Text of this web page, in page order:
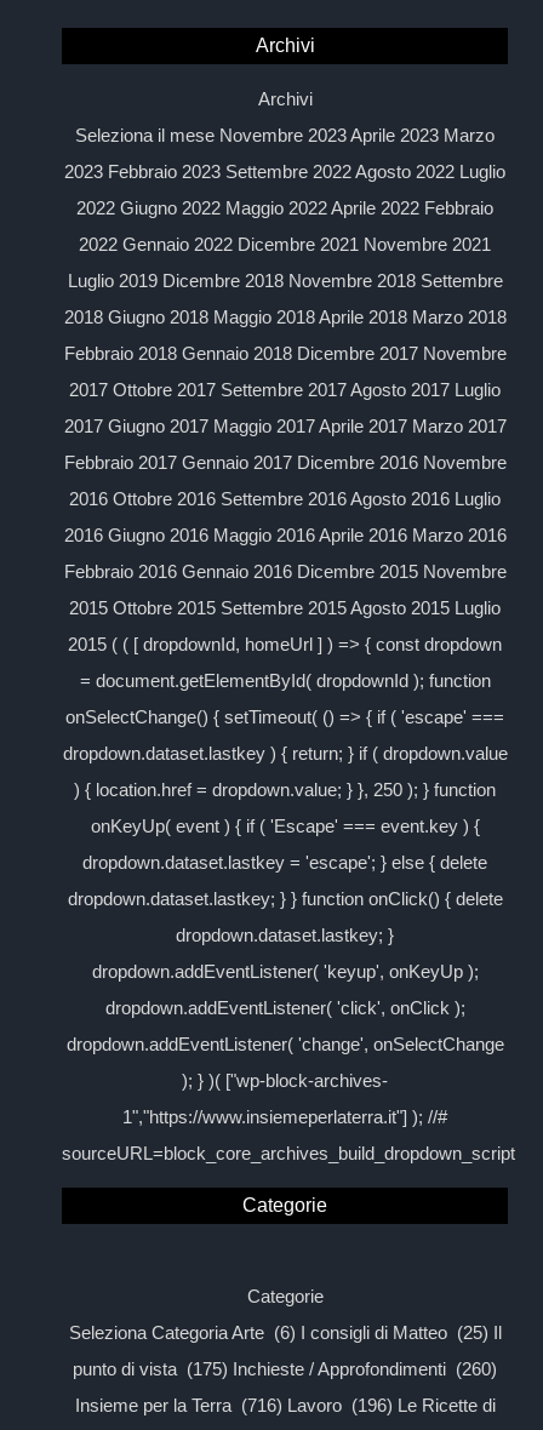
Archivi
Archivi
Seleziona il mese Novembre 2023 Aprile 2023 Marzo
2023 Febbraio 2023 Settembre 2022 Agosto 2022 Luglio
2022 Giugno 2022 Maggio 2022 Aprile 2022 Febbraio
2022 Gennaio 2022 Dicembre 2021 Novembre 2021
Luglio 2019 Dicembre 2018 Novembre 2018 Settembre
2018 Giugno 2018 Maggio 2018 Aprile 2018 Marzo 2018
Febbraio 2018 Gennaio 2018 Dicembre 2017 Novembre
2017 Ottobre 2017 Settembre 2017 Agosto 2017 Luglio
2017 Giugno 2017 Maggio 2017 Aprile 2017 Marzo 2017
Febbraio 2017 Gennaio 2017 Dicembre 2016 Novembre
2016 Ottobre 2016 Settembre 2016 Agosto 2016 Luglio
2016 Giugno 2016 Maggio 2016 Aprile 2016 Marzo 2016
Febbraio 2016 Gennaio 2016 Dicembre 2015 Novembre
2015 Ottobre 2015 Settembre 2015 Agosto 2015 Luglio
2015 ( ( [ dropdownId, homeUrl ] ) => { const dropdown
= document.getElementById( dropdownId ); function
onSelectChange() { setTimeout( () => { if ( 'escape' ===
dropdown.dataset.lastkey ) { return; } if ( dropdown.value
) { location.href = dropdown.value; } }, 250 ); } function
onKeyUp( event ) { if ( 'Escape' === event.key ) {
dropdown.dataset.lastkey = 'escape'; } else { delete
dropdown.dataset.lastkey; } } function onClick() { delete
dropdown.dataset.lastkey; }
dropdown.addEventListener( 'keyup', onKeyUp );
dropdown.addEventListener( 'click', onClick );
dropdown.addEventListener( 'change', onSelectChange
); } )( ["wp-block-archives-
1","https://www.insiemeperlaterra.it"] ); //#
sourceURL=block_core_archives_build_dropdown_script
Categorie
Categorie
Seleziona Categoria Arte (6) I consigli di Matteo (25) Il
punto di vista (175) Inchieste / Approfondimenti (260)
Insieme per la Terra (716) Lavoro (196) Le Ricette di